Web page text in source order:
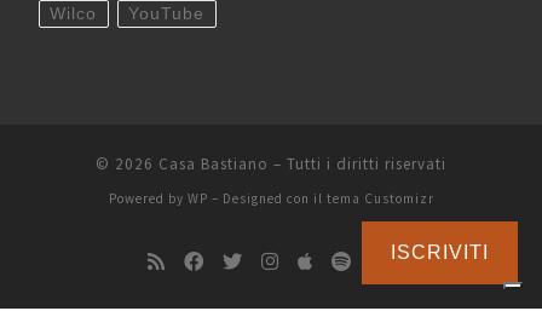
Wilco YouTube
© 2026 Casa Bastiano – Tutti i diritti riservati
Powered by WP – Designed con il tema Customizr
ISCRIVITI